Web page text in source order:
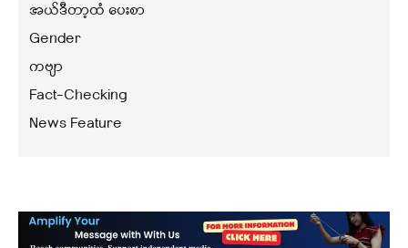
အယ်ဒီတာ့ထံ ပေးစာ
Gender
ကဗျာ
Fact-Checking
News Feature